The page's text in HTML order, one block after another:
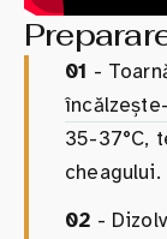
01 -
35-37°C,
cheagului.
02 -